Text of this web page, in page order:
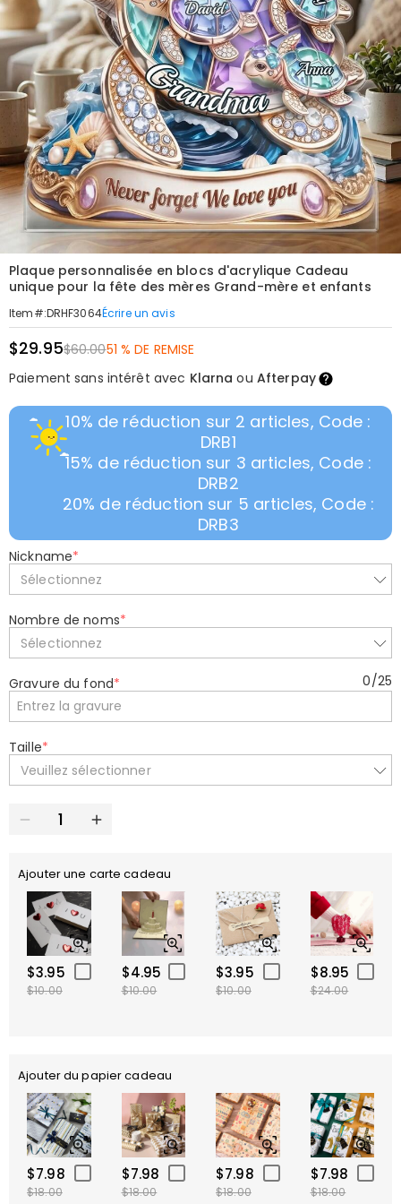
Plaque personnalisée en blocs d'acrylique Cadeau
unique pour la fête des mères Grand-mère et enfants
Item#:DRHF3064Écrire un avis
$29.95$60.0051 % DE REMISE
Paiement sans intérêt avec Klarna ou Afterpay
10% de réduction sur 2 articles, Code :
DRB1
15% de réduction sur 3 articles, Code :
DRB2
20% de réduction sur 5 articles, Code :
DRB3
Nickname*
Sélectionnez
Nombre de noms*
Sélectionnez
Gravure du fond* 0/25
Taille*
Veuillez sélectionner
Ajouter une carte cadeau
$3.95
$10.00
$4.95
$10.00
$3.95
$10.00
$8.95
$24.00
Ajouter du papier cadeau
$7.98
$18.00
$7.98
$18.00
$7.98
$18.00
$7.98
$18.00